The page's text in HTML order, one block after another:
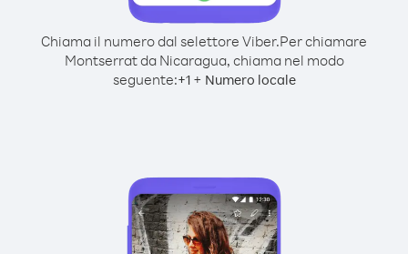
Chiama il numero dal selettore Viber.Per chiamare
Montserrat da Nicaragua, chiama nel modo
seguente:+1+ Numero locale